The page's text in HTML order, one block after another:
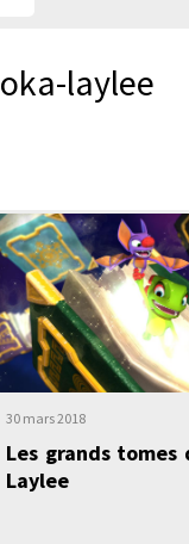
laylee
30 mars 2018
Les grands tomes
Laylee